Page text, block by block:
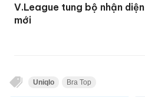
V.League tung bộ nhận diện
mới
Uniqlo Bra Top